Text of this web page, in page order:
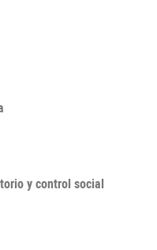
y control social